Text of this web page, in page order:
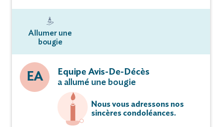
Allumer une
bougie
EA
Equipe Avis-De-Décès
a allumé une bougie
Nous vous adressons nos
sincères condoléances.